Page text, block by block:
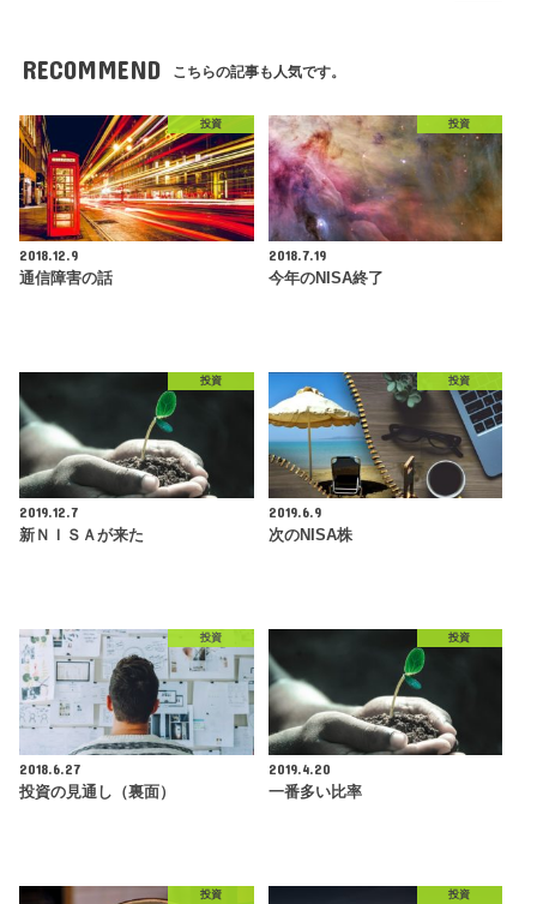
RECOMMEND こちらの記事も人気です。
投資
2018.12.9
通信障害の話
投資
2018.7.19
今年のNISA終了
投資
2019.12.7
新ＮＩＳＡが来た
投資
2019.6.9
次のNISA株
投資
2018.6.27
投資の見通し（裏面）
投資
2019.4.20
一番多い比率
投資 投資